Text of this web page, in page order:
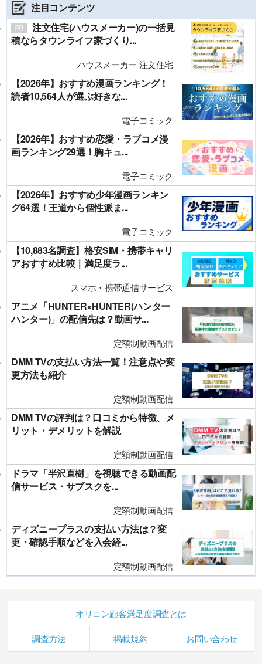
注目コンテンツ
注文住宅(ハウスメーカー)の一括見
積ならタウンライフ家づくり...
ハウスメーカー 注文住宅
【2026年】おすすめ漫画ランキング！
読者10,564人が選ぶ好きな...
電子コミック
【2026年】おすすめ恋愛・ラブコメ漫
画ランキング29選！胸キュ...
電子コミック
【2026年】おすすめ少年漫画ランキン
グ64選！王道から個性派ま...
電子コミック
【10,883名調査】格安SIM・携帯キャリ
アおすすめ比較｜満足度ラ...
スマホ・携帯通信サービス
アニメ「HUNTER×HUNTER(ハンター
ハンター)」の配信先は？動画サ...
定額制動画配信
DMM TVの支払い方法一覧！注意点や変
更方法も紹介
定額制動画配信
DMM TVの評判は？口コミから特徴、メ
リット・デメリットを解説
定額制動画配信
ドラマ「半沢直樹」を視聴できる動画配
信サービス・サブスクを...
定額制動画配信
ディズニープラスの支払い方法は？変
更・確認手順などを入会経...
定額制動画配信
オリコン顧客満足度調査とは
調査方法 掲載規約 お問い合わせ